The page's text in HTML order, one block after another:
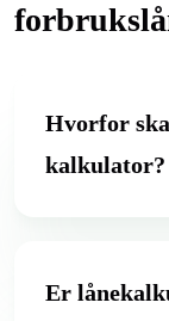
Hvorfor
kalkulator?
Er